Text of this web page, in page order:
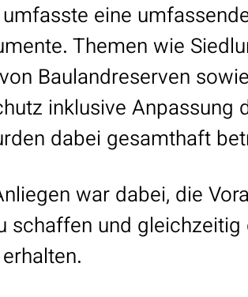
eine
Themen wie
Baulandreserven
inklusive Anpassung
dabei gesamthaft
war dabei, die
schaffen und